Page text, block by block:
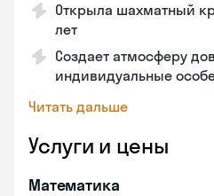
Открыла шахматный
лет
Создает атмосферу
индивидуальные
Читать дальше
Услуги и цены
Математика